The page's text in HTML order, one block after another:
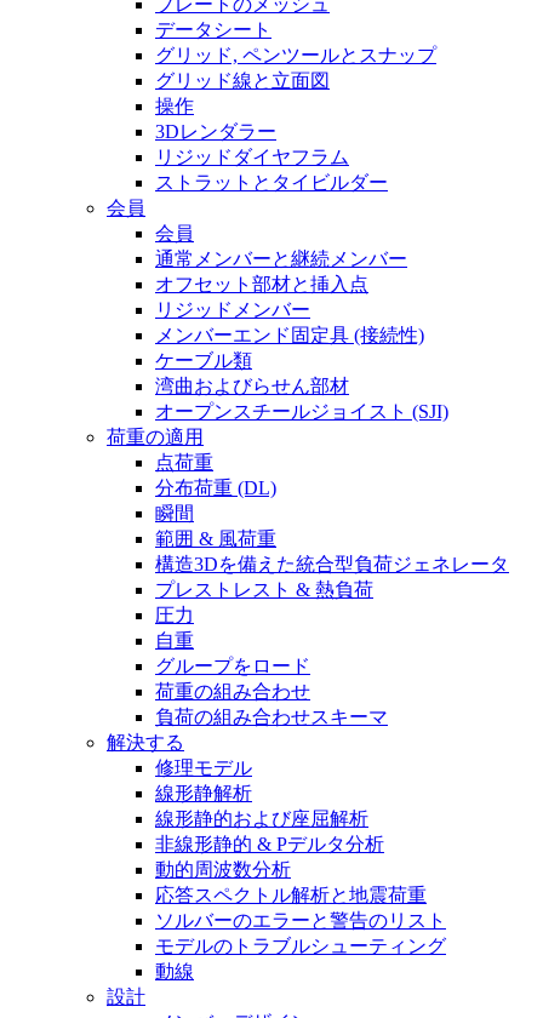
プレートのメッシュ
データシート
グリッド, ペンツールとスナップ
グリッド線と立面図
操作
3Dレンダラー
リジッドダイヤフラム
ストラットとタイビルダー
会員
会員
通常メンバーと継続メンバー
オフセット部材と挿入点
リジッドメンバー
メンバーエンド固定具 (接続性)
ケーブル類
湾曲およびらせん部材
オープンスチールジョイスト (SJI)
荷重の適用
点荷重
分布荷重 (DL)
瞬間
範囲 & 風荷重
構造3Dを備えた統合型負荷ジェネレータ
プレストレスト & 熱負荷
圧力
自重
グループをロード
荷重の組み合わせ
負荷の組み合わせスキーマ
解決する
修理モデル
線形静解析
線形静的および座屈解析
非線形静的 & Pデルタ分析
動的周波数分析
応答スペクトル解析と地震荷重
ソルバーのエラーと警告のリスト
モデルのトラブルシューティング
動線
設計